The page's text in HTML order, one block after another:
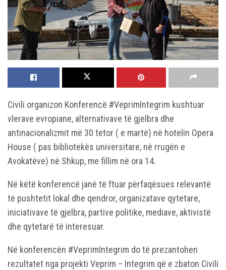
Civili organizon Konferencë #VeprimIntegrim kushtuar
vlerave evropiane, alternativave të gjelbra dhe
antinacionalizmit më 30 tetor ( e martë) në hotelin Opera
House ( pas bibliotekës universitare, në rrugën e
Avokatëve) në Shkup, me fillim në ora 14.
Në këtë konferencë janë të ftuar përfaqësues relevantë
të pushtetit lokal dhe qendror, organizatave qytetare,
iniciativave të gjelbra, partive politike, mediave, aktivistë
dhe qytetarë të interesuar.
Në konferencën #VeprimIntegrim do të prezantohen
rezultatet nga projekti Veprim – Integrim që e zbaton Civili